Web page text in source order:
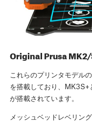
Original Prusa
これらのプリンタモデル
を搭載しており、
が搭載されています。
メッシュベッドレベリン